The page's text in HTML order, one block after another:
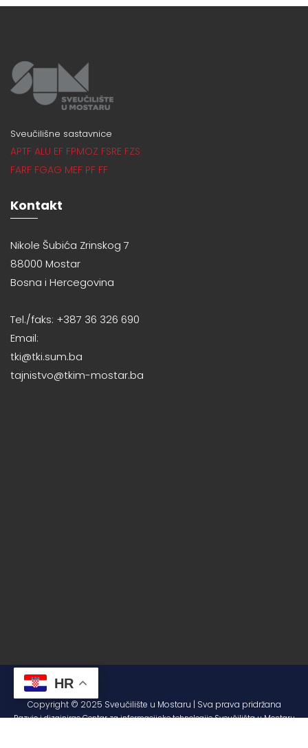
Sveučilišne sastavnice
APTF ALU EF FPMOZ FSRE FZS
FARF FGAG MEF PF FF
Kontakt
Nikole Šubića Zrinskog 7
88000 Mostar
Bosna i Hercegovina
Tel./faks: +387 36 326 690
Email:
tki@tki.sum.ba
tajnistvo@tkim-mostar.ba
Copyright © 2025 Sveučilište u Mostaru | Sva prava pridržana
Razvio i dizajnirao Centar za informacijske tehnologije Sveučilišta u Mostaru
HR